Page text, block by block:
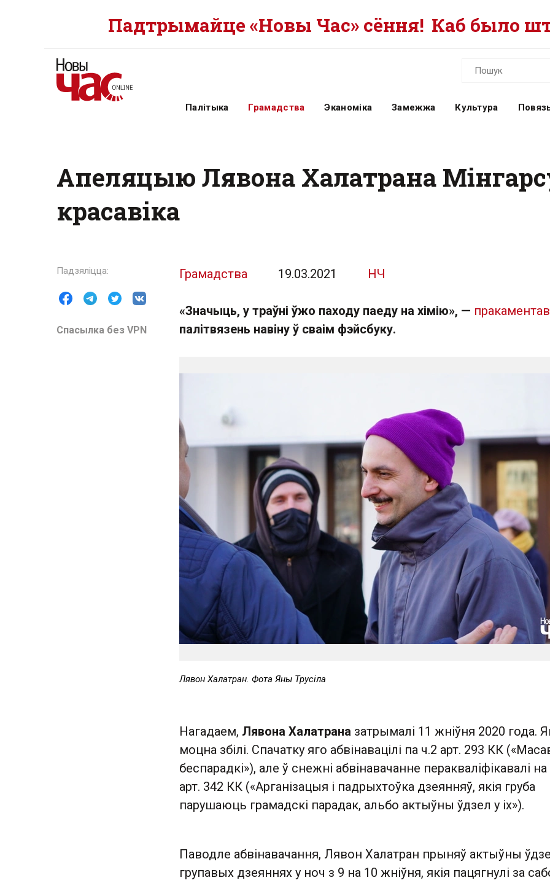
Падтрымайце «Новы Час» сёння! Каб было
Палітыка Грамадства Эканоміка Замежжа Культура
Апеляцыю Лявона Халатрана
красавіка
Спасылка без VPN
Грамадства 19.03.2021 НЧ
«Значыць, у траўні ўжо паходу паеду на хімію», —
палітвязень навіну ў сваім фэйсбуку.
Лявон Халатран. Фота Яны Трусіла
Нагадаем, Лявона Халатрана затрымалі 11 жніўня 2020 года.
моцна збілі. Спачатку яго абвінавацілі па ч.2 арт. 293 КК
беспарадкі»), але ў снежні абвінавачанне перакваліфікавалі на
арт. 342 КК («Арганізацыя і падрыхтоўка дзеянняў, якія груба
парушаюць грамадскі парадак, альбо актыўны ўдзел у іх»).
Паводле абвінавачання, Лявон Халатран прыняў актыўны
групавых дзеяннях у ноч з 9 на 10 жніўня, якія пацягнулі за